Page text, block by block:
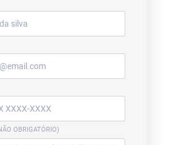
OBRIGATÓRIO)